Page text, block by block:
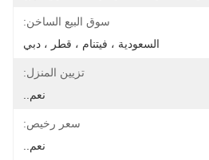
سوق البيع الساخن:
السعودية ، فيتنام ، قطر ، دبي
تزيين المنزل:
نعم..
سعر رخيص:
نعم..